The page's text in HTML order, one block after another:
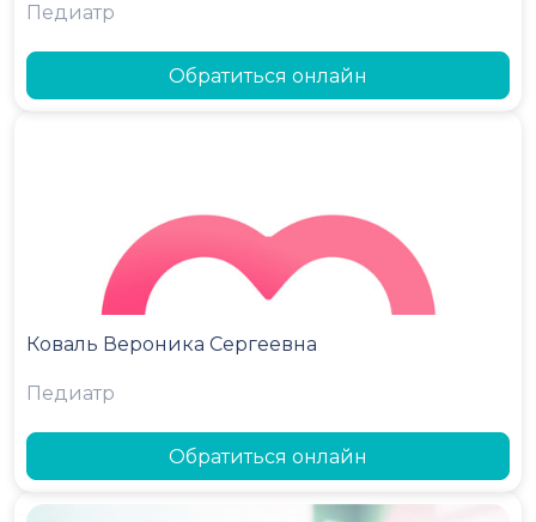
Педиатр
Обратиться онлайн
Коваль Вероника Сергеевна
Педиатр
Обратиться онлайн